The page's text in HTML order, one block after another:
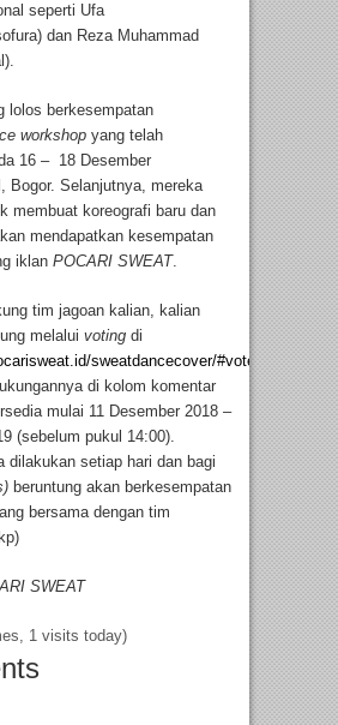
seperti Ufa
dan Reza Muhammad
lolos berkesempatan
workshop yang telah
16 – 18 Desember
Bogor. Selanjutnya, mereka
membuat koreografi baru dan
mendapatkan kesempatan
iklan POCARI SWEAT.
tim jagoan kalian, kalian
melalui voting di
sweatdancecover/#vote
di kolom komentar
mulai 11 Desember 2018 –
(sebelum pukul 14:00).
dilakukan setiap hari dan bagi
beruntung akan berkesempatan
bersama dengan tim
SWEAT
1 visits today)